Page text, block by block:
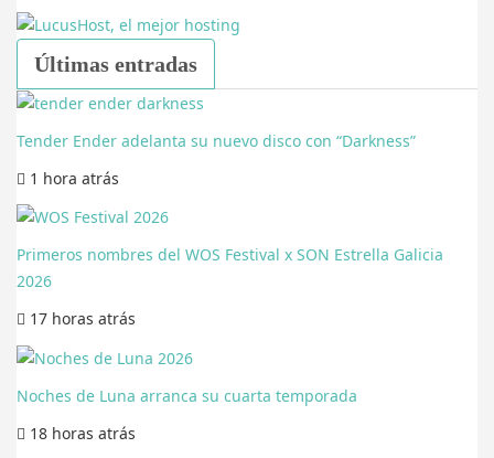
Últimas entradas
Tender Ender adelanta su nuevo disco con “Darkness”
1 hora atrás
Primeros nombres del WOS Festival x SON Estrella Galicia
2026
17 horas atrás
Noches de Luna arranca su cuarta temporada
18 horas atrás